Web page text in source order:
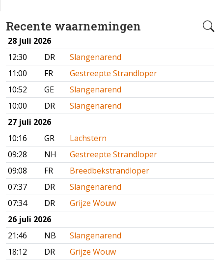
Recente waarnemingen
28 juli 2026
12:30
DR
Slangenarend
11:00
FR
Gestreepte Strandloper
10:52
GE
Slangenarend
10:00
DR
Slangenarend
27 juli 2026
10:16
GR
Lachstern
09:28
NH
Gestreepte Strandloper
09:08
FR
Breedbekstrandloper
07:37
DR
Slangenarend
07:34
DR
Grijze Wouw
26 juli 2026
21:46
NB
Slangenarend
18:12
DR
Grijze Wouw